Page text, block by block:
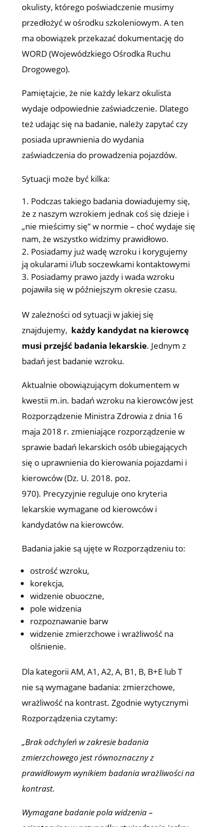
okulisty, którego poświadczenie musimy
przedłożyć w ośrodku szkoleniowym. A ten
ma obowiązek przekazać dokumentację do
WORD (Wojewódzkiego Ośrodka Ruchu
Drogowego).
Pamiętajcie, że nie każdy lekarz okulista
wydaje odpowiednie zaświadczenie. Dlatego
też udając się na badanie, należy zapytać czy
posiada uprawnienia do wydania
zaświadczenia do prowadzenia pojazdów.
Sytuacji może być kilka:
Podczas takiego badania dowiadujemy się,
że z naszym wzrokiem jednak coś się dzieje i
„nie mieścimy się” w normie – choć wydaje się
nam, że wszystko widzimy prawidłowo.
Posiadamy już wadę wzroku i korygujemy
ją okularami i/lub soczewkami kontaktowymi
Posiadamy prawo jazdy i wada wzroku
pojawiła się w późniejszym okresie czasu.
W zależności od sytuacji w jakiej się
znajdujemy, każdy kandydat na kierowcę
musi przejść badania lekarskie. Jednym z
badań jest badanie wzroku.
Aktualnie obowiązującym dokumentem w
kwestii m.in. badań wzroku na kierowców jest
Rozporządzenie Ministra Zdrowia z dnia 16
maja 2018 r. zmieniające rozporządzenie w
sprawie badań lekarskich osób ubiegających
się o uprawnienia do kierowania pojazdami i
kierowców (Dz. U. 2018. poz.
970). Precyzyjnie reguluje ono kryteria
lekarskie wymagane od kierowców i
kandydatów na kierowców.
Badania jakie są ujęte w Rozporządzeniu to:
ostrość wzroku,
korekcja,
widzenie obuoczne,
pole widzenia
rozpoznawanie barw
widzenie zmierzchowe i wrażliwość na
olśnienie.
Dla kategorii AM, A1, A2, A, B1, B, B+E lub T
nie są wymagane badania: zmierzchowe,
wrażliwość na kontrast. Zgodnie wytycznymi
Rozporządzenia czytamy:
„Brak odchyleń w zakresie badania
zmierzchowego jest równoznaczny z
prawidłowym wynikiem badania wrażliwości na
kontrast.
Wymagane badanie pola widzenia –